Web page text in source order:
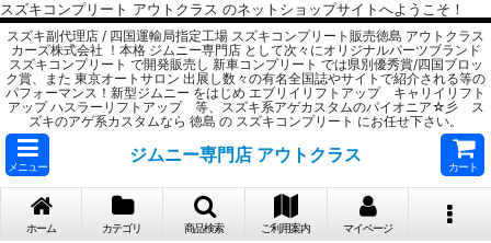
スズキコンプリート アウトクラス のネットショップサイトへようこそ！
スズキ副代理店 / 四国運輸局指定工場 スズキコンプリート販売徳島 アウトクラス
カーズ株式会社 ！本格 ジムニー専門店 として次々にオリジナルパーツブランド
スズキコンプリート で開発販売し 新車コンプリート では県別優秀賞/四国ブロッ
ク賞、また 東京オートサロン 出展し数々の有名全国誌やサイトで紹介される等の
パフォーマンス！新型ジムニー をはじめ エブリイリフトアップ キャリイリフト
アップ ハスラーリフトアップ 等、スズキ系アゲカスタムのパイオニア☆彡 ス
ズキのアゲ系カスタムなら 徳島 の スズキコンプリート にお任せ下さい。
メニュー
ジムニー専門店 アウトクラス
カート
ホーム カテゴリ 商品検索 ご利用案内 マイページ